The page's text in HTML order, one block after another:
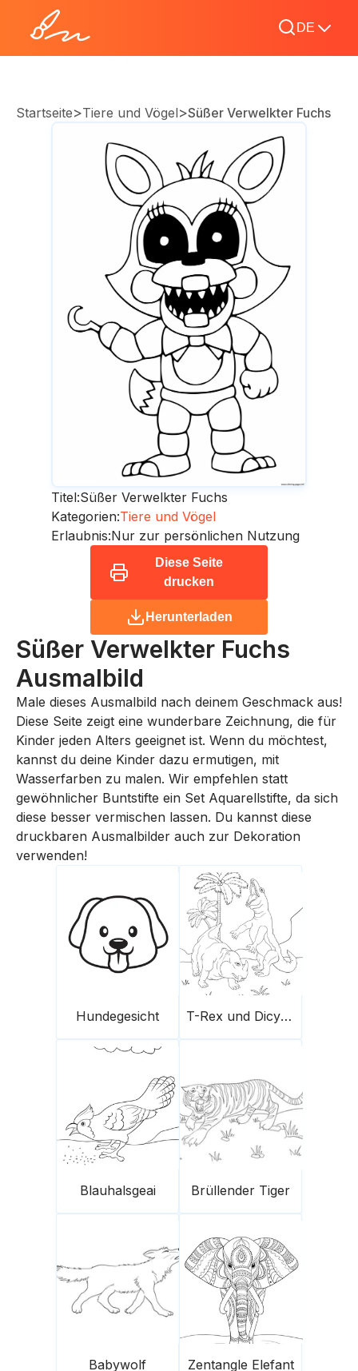
DE
Startseite>Tiere und Vögel>Süßer Verwelkter Fuchs
Titel:Süßer Verwelkter Fuchs
Kategorien:Tiere und Vögel
Erlaubnis:Nur zur persönlichen Nutzung
Diese Seite
drucken
Herunterladen
Süßer Verwelkter Fuchs
Ausmalbild
Male dieses Ausmalbild nach deinem Geschmack aus!
Diese Seite zeigt eine wunderbare Zeichnung, die für
Kinder jeden Alters geeignet ist. Wenn du möchtest,
kannst du deine Kinder dazu ermutigen, mit
Wasserfarben zu malen. Wir empfehlen statt
gewöhnlicher Buntstifte ein Set Aquarellstifte, da sich
diese besser vermischen lassen. Du kannst diese
druckbaren Ausmalbilder auch zur Dekoration
verwenden!
Hundegesicht T-Rex und Dicynodont-Dinosaurier
Blauhalsgeai Brüllender Tiger
Babywolf Zentangle Elefant